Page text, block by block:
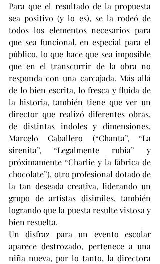
Para que el resultado de la propuesta
sea positivo (y lo es), se la rodeó de
todos los elementos necesarios para
que sea funcional, en especial para el
público, lo que hace que sea imposible
que en el transcurrir de la obra no
responda con una carcajada. Más allá
de lo bien escrita, lo fresca y fluida de
la historia, también tiene que ver un
director que realizó diferentes obras,
de distintas indoles y dimensiones,
Marcelo Caballero (“Chanta”, “La
sirenita”, “Legalmente rubia” y
próximamente “Charlie y la fábrica de
chocolate”), otro profesional dotado de
la tan deseada creativa, liderando un
grupo de artistas disimiles, también
logrando que la puesta resulte vistosa y
bien resuelta.
Un disfraz para un evento escolar
aparece destrozado, pertenece a una
niña nueva, por lo tanto, la directora